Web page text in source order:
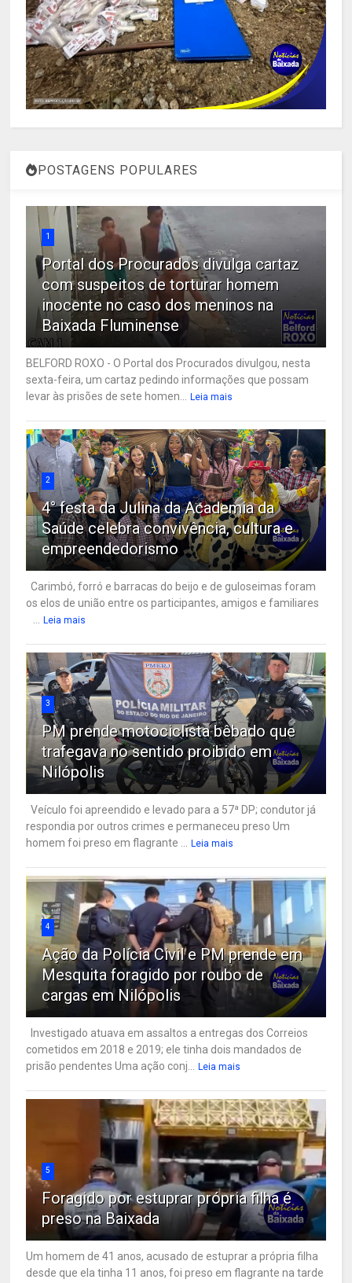
POSTAGENS POPULARES
1
Portal dos Procurados divulga cartaz
com suspeitos de torturar homem
inocente no caso dos meninos na
Baixada Fluminense
BELFORD ROXO - O Portal dos Procurados divulgou, nesta
sexta-feira, um cartaz pedindo informações que possam
levar às prisões de sete homen...
Leia mais
2
4° festa da Julina da Academia da
Saúde celebra convivência, cultura e
empreendedorismo
Carimbó, forró e barracas do beijo e de guloseimas foram
os elos de união entre os participantes, amigos e familiares
Leia mais
3
PM prende motociclista bêbado que
trafegava no sentido proibido em
Nilópolis
Veículo foi apreendido e levado para a 57ª DP; condutor já
respondia por outros crimes e permaneceu preso Um
homem foi preso em flagrante ...
Leia mais
4
Ação da Polícia Civil e PM prende em
Mesquita foragido por roubo de
cargas em Nilópolis
Investigado atuava em assaltos a entregas dos Correios
cometidos em 2018 e 2019; ele tinha dois mandados de
prisão pendentes Uma ação conj...
Leia mais
5
Foragido por estuprar própria filha é
preso na Baixada
Um homem de 41 anos, acusado de estuprar a própria filha
desde que ela tinha 11 anos, foi preso em flagrante na tarde